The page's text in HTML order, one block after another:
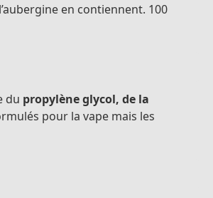
en contiennent. 100
du propylène glycol, de la
pour la vape mais les